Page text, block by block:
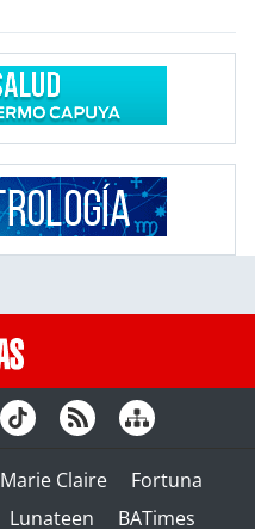
Marie Claire
Fortuna
Lunateen BATimes